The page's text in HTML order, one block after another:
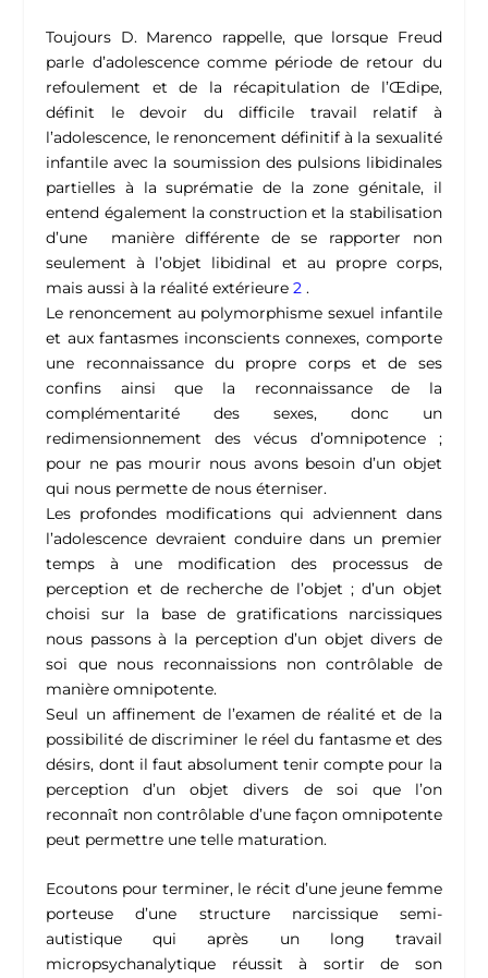
Toujours D. Marenco rappelle, que lorsque Freud
parle d’adolescence comme période de retour du
refoulement et de la récapitulation de l’Œdipe,
définit le devoir du difficile travail relatif à
l’adolescence, le renoncement définitif à la sexualité
infantile avec la soumission des pulsions libidinales
partielles à la suprématie de la zone génitale, il
entend également la construction et la stabilisation
d’une manière différente de se rapporter non
seulement à l’objet libidinal et au propre corps,
mais aussi à la réalité extérieure2 .
Le renoncement au polymorphisme sexuel infantile
et aux fantasmes inconscients connexes, comporte
une reconnaissance du propre corps et de ses
confins ainsi que la reconnaissance de la
complémentarité des sexes, donc un
redimensionnement des vécus d’omnipotence ;
pour ne pas mourir nous avons besoin d’un objet
qui nous permette de nous éterniser.
Les profondes modifications qui adviennent dans
l’adolescence devraient conduire dans un premier
temps à une modification des processus de
perception et de recherche de l’objet ; d’un objet
choisi sur la base de gratifications narcissiques
nous passons à la perception d’un objet divers de
soi que nous reconnaissions non contrôlable de
manière omnipotente.
Seul un affinement de l’examen de réalité et de la
possibilité de discriminer le réel du fantasme et des
désirs, dont il faut absolument tenir compte pour la
perception d’un objet divers de soi que l’on
reconnaît non contrôlable d’une façon omnipotente
peut permettre une telle maturation.
Ecoutons pour terminer, le récit d’une jeune femme
porteuse d’une structure narcissique semi-
autistique qui après un long travail
micropsychanalytique réussit à sortir de son